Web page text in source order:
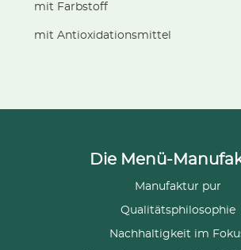
mit Farbstoff
mit Antioxidationsmittel
Die Menü-
Manufaktur pur
Qualitätsphilosophie
Nachhaltigkeit im